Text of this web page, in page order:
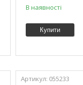
В наявності
Купити
055233